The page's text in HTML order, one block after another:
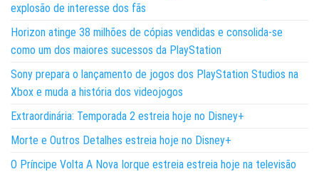
explosão de interesse dos fãs
Horizon atinge 38 milhões de cópias vendidas e consolida-se
como um dos maiores sucessos da PlayStation
Sony prepara o lançamento de jogos dos PlayStation Studios na
Xbox e muda a história dos videojogos
Extraordinária: Temporada 2 estreia hoje no Disney+
Morte e Outros Detalhes estreia hoje no Disney+
O Príncipe Volta A Nova Iorque estreia estreia hoje na televisão